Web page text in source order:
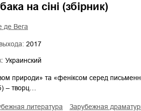
на сіні (збірник)
де Вега
2017
Украинский
природи» та «феніксом серед
– творц…
литература зарубежная